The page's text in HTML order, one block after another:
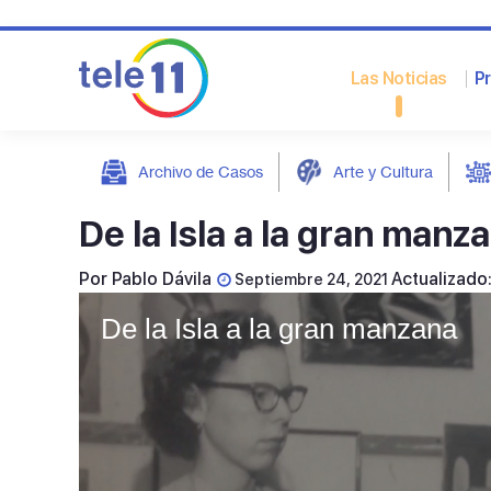
Las Noticias
Archivo de Casos Arte y Cultura
De la Isla a la gran
Por Pablo Dávila Septiembre 24, 2021
De la Isla a la gran manzana